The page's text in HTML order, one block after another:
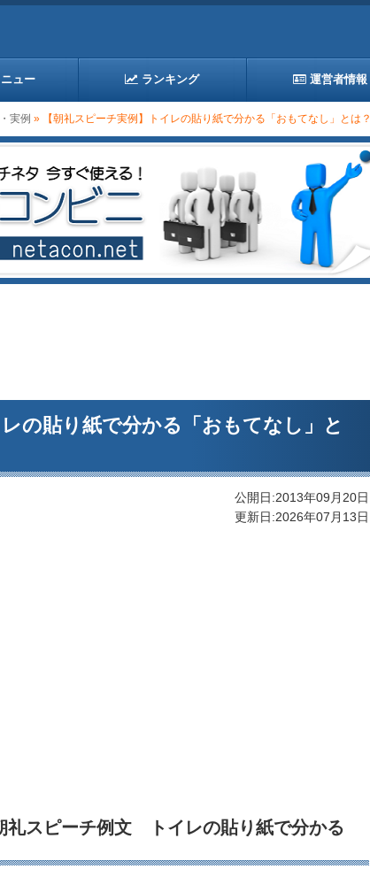
ュー ランキング 運営者情報
実例 » 【朝礼スピーチ実例】トイレの貼り紙で分かる「おもてなし」とは？
の貼り紙で分かる「おもてなし」と
公開日:2013年09月20日
更新日:2026年07月13日
礼スピーチ例文 トイレの貼り紙で分かる